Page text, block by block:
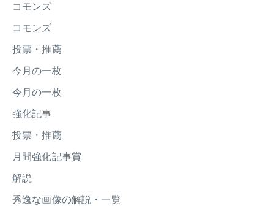
コモンズ
コモンズ
投票・推薦
今月の一枚
今月の一枚
強化記事
投票・推薦
月間強化記事賞
解説
秀逸な画像の解説・一覧